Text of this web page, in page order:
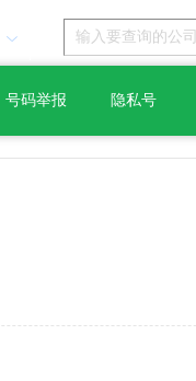
号码举报 隐私号